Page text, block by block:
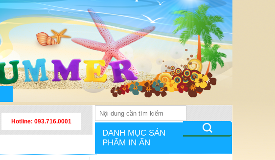
Hotline: 093.716.0001
DANH MỤC SẢN
PHẨM IN ẤN